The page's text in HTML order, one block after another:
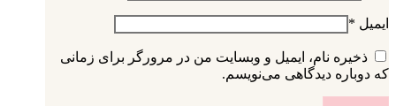
ایمیل *
ذخیره نام، ایمیل و وبسایت من در مرورگر برای زمانی
که دوباره دیدگاهی می‌نویسم.